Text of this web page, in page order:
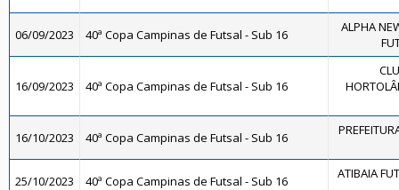
06/09/2023 40ª Copa Campinas de Futsal - Sub 16
ALPHA
16/09/2023 40ª Copa Campinas de Futsal - Sub 16
16/10/2023 40ª Copa Campinas de Futsal - Sub 16
25/10/2023 40ª Copa Campinas de Futsal - Sub 16 ATIBAIA